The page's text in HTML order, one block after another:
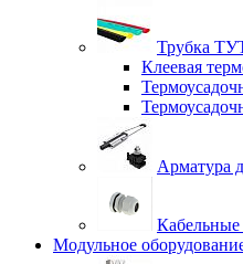
Трубка
Клеевая
Арматура
Модульное